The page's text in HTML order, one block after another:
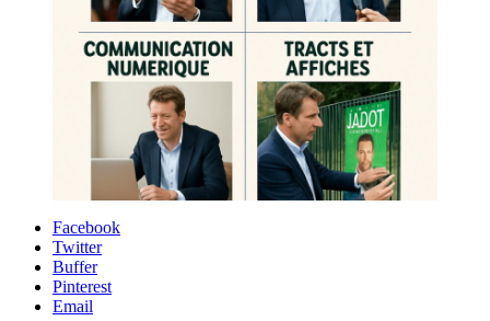
Facebook
Twitter
Buffer
Pinterest
Email